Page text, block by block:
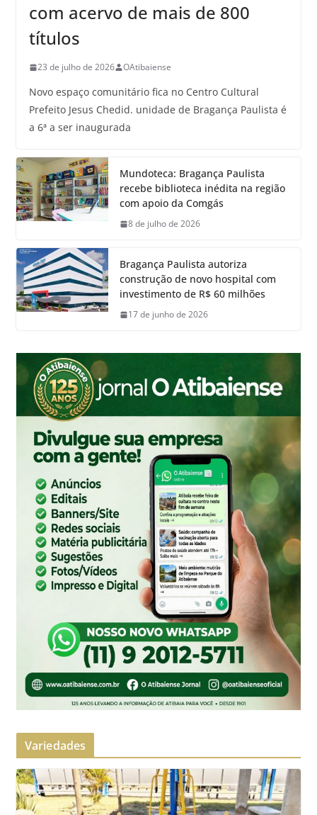
com acervo de mais de 800
títulos
23 de julho de 2026 OAtibaiense
Novo espaço comunitário fica no Centro Cultural
Prefeito Jesus Chedid. unidade de Bragança Paulista é
a 6ª a ser inaugurada
Mundoteca: Bragança Paulista
recebe biblioteca inédita na região
com apoio da Comgás
8 de julho de 2026
Bragança Paulista autoriza
construção de novo hospital com
investimento de R$ 60 milhões
17 de junho de 2026
Variedades